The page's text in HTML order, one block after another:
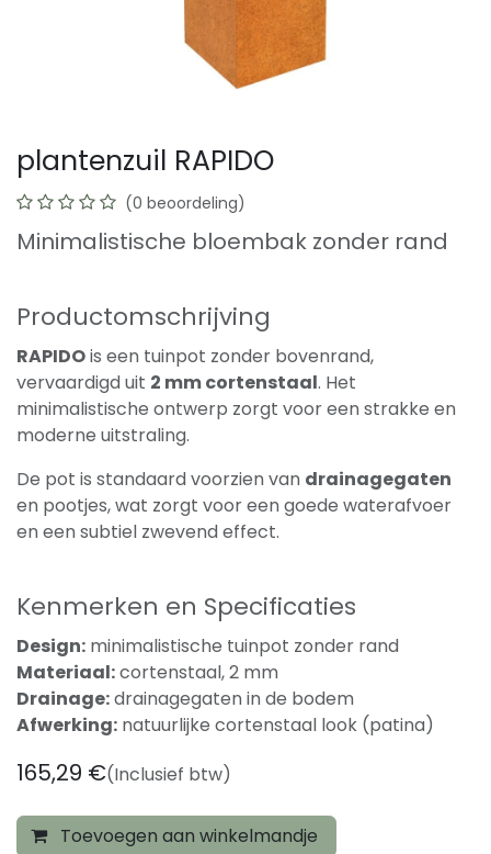
plantenzuil RAPIDO
(0 beoordeling)
Minimalistische bloembak zonder rand
Productomschrijving
RAPIDOis een tuinpot zonder bovenrand,
vervaardigd uit 2 mm cortenstaal. Het
minimalistische ontwerp zorgt voor een strakke en
moderne uitstraling.
De pot is standaard voorzien van drainagegaten
en pootjes, wat zorgt voor een goede waterafvoer
en een subtiel zwevend effect.
Kenmerken en Specificaties
Design: minimalistische tuinpot zonder rand
Materiaal:cortenstaal, 2 mm
Drainage:drainagegaten in de bodem
Afwerking: natuurlijke cortenstaal look (patina)
165,29 €(Inclusief btw)
Toevoegen aan winkelmandje